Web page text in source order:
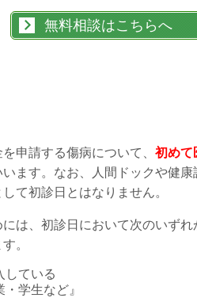
無料相談はこちらへ
申請する傷病について、 初めて
います。なお、人間ドックや健康
て初診日とはなりません。
は、初診日において次のいずれ
。
している
・学生など』